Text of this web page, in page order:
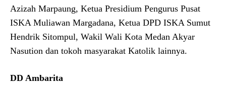
Azizah Marpaung, Ketua Presidium Pengurus Pusat
ISKA Muliawan Margadana, Ketua DPD ISKA Sumut
Hendrik Sitompul, Wakil Wali Kota Medan Akyar
Nasution dan tokoh masyarakat Katolik lainnya.
DD Ambarita